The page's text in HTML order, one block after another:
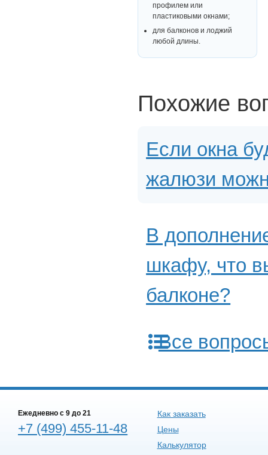
профилем или
пластиковыми окнами;
для балконов и лоджий
любой длины.
Похожие
Если окна
жалюзи
В
шкафу, что
балконе?
Все
Ежедневно c 9 до 21
+7 (499) 455-11-48
Как заказать
Цены
Калькулятор